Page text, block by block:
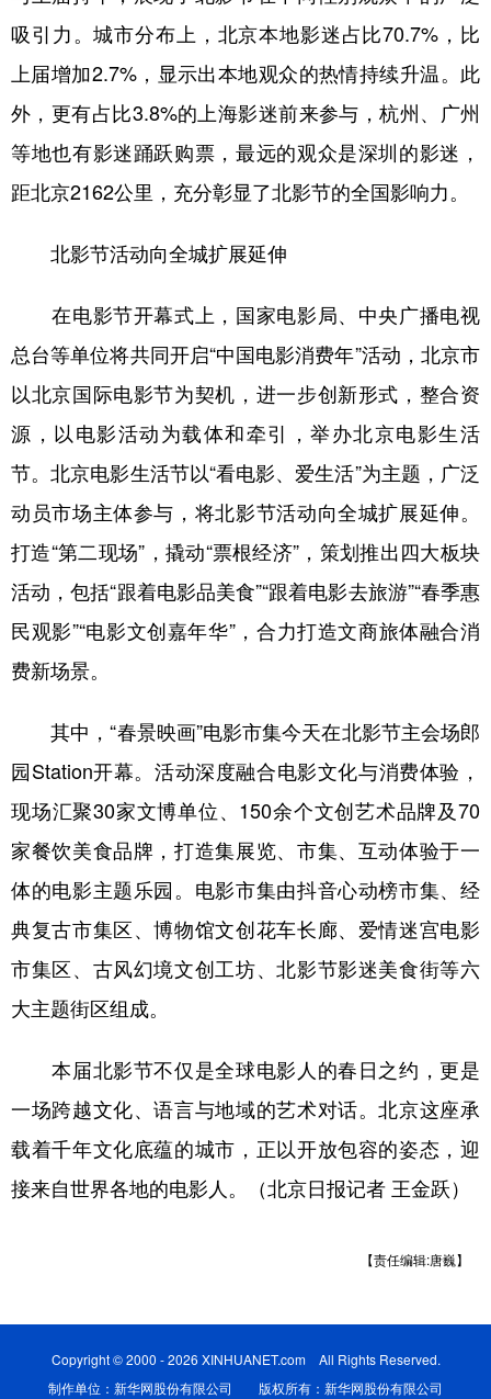
吸引力。城市分布上，北京本地影迷占比70.7%，比
上届增加2.7%，显示出本地观众的热情持续升温。此
外，更有占比3.8%的上海影迷前来参与，杭州、广州
等地也有影迷踊跃购票，最远的观众是深圳的影迷，
距北京2162公里，充分彰显了北影节的全国影响力。
北影节活动向全城扩展延伸
在电影节开幕式上，国家电影局、中央广播电视
总台等单位将共同开启“中国电影消费年”活动，北京市
以北京国际电影节为契机，进一步创新形式，整合资
源，以电影活动为载体和牵引，举办北京电影生活
节。北京电影生活节以“看电影、爱生活”为主题，广泛
动员市场主体参与，将北影节活动向全城扩展延伸。
打造“第二现场”，撬动“票根经济”，策划推出四大板块
活动，包括“跟着电影品美食”“跟着电影去旅游”“春季惠
民观影”“电影文创嘉年华”，合力打造文商旅体融合消
费新场景。
其中，“春景映画”电影市集今天在北影节主会场郎
园Station开幕。活动深度融合电影文化与消费体验，
现场汇聚30家文博单位、150余个文创艺术品牌及70
家餐饮美食品牌，打造集展览、市集、互动体验于一
体的电影主题乐园。电影市集由抖音心动榜市集、经
典复古市集区、博物馆文创花车长廊、爱情迷宫电影
市集区、古风幻境文创工坊、北影节影迷美食街等六
大主题街区组成。
本届北影节不仅是全球电影人的春日之约，更是
一场跨越文化、语言与地域的艺术对话。北京这座承
载着千年文化底蕴的城市，正以开放包容的姿态，迎
接来自世界各地的电影人。（北京日报记者 王金跃）
【责任编辑:唐巍】
Copyright © 2000 - 2026 XINHUANET.com All Rights Reserved.
制作单位：新华网股份有限公司 版权所有：新华网股份有限公司